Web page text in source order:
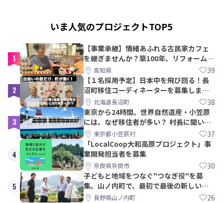
いま人気のプロジェクトTOP5
1
【事業承継】情緒あふれる古民家カフェ
を継ぎませんか？築100年、リフォームか
ら約10年！
高知県 39
2
【１名採用予定】日本中を飛び回る！長
沼町移住コーディネーターを募集しま
す！北海道長沼町 38
3
東京から24時間。世界自然遺産・小笠原
には、なぜ移住者が多い？ 村長に聞いて
みた東京都小笠原村 37
4
「LocalCoop大和高原プロジェクト」事
業開発担当者を募集
奈良県奈良市 30
5
子どもと地域をつなぐ"つなぎ役"を募
集。山ノ内町で、最初で最後の新しい学
校づくりを一緒に
長野県山ノ内町 26